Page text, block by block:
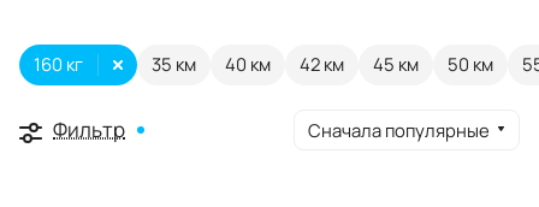
35 км 40 км 42 км 45 км 50 км
160 кг
Фильтр Сначала популярные